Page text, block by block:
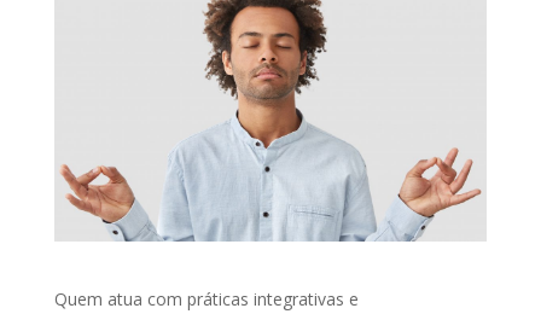
Quem atua com práticas integrativas e